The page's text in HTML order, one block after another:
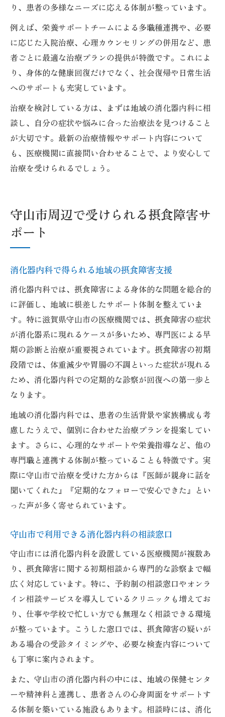
り、患者の多様なニーズに応える体制が整っています。
例えば、栄養サポートチームによる多職種連携や、必要
に応じた入院治療、心理カウンセリングの併用など、患
者ごとに最適な治療プランの提供が特徴です。これによ
り、身体的な健康回復だけでなく、社会復帰や日常生活
へのサポートも充実しています。
治療を検討している方は、まずは地域の消化器内科に相
談し、自分の症状や悩みに合った治療法を見つけること
が大切です。最新の治療情報やサポート内容について
も、医療機関に直接問い合わせることで、より安心して
治療を受けられるでしょう。
守山市周辺で受けられる摂食障害サ
ポート
消化器内科で得られる地域の摂食障害支援
消化器内科では、摂食障害による身体的な問題を総合的
に評価し、地域に根差したサポート体制を整えていま
す。特に滋賀県守山市の医療機関では、摂食障害の症状
が消化器系に現れるケースが多いため、専門医による早
期の診断と治療が重要視されています。摂食障害の初期
段階では、体重減少や胃腸の不調といった症状が現れる
ため、消化器内科での定期的な診察が回復への第一歩と
なります。
地域の消化器内科では、患者の生活背景や家族構成も考
慮したうえで、個別に合わせた治療プランを提案してい
ます。さらに、心理的なサポートや栄養指導など、他の
専門職と連携する体制が整っていることも特徴です。実
際に守山市で治療を受けた方からは『医師が親身に話を
聞いてくれた』『定期的なフォローで安心できた』とい
った声が多く寄せられています。
守山市で利用できる消化器内科の相談窓口
守山市には消化器内科を設置している医療機関が複数あ
り、摂食障害に関する初期相談から専門的な診察まで幅
広く対応しています。特に、予約制の相談窓口やオンラ
イン相談サービスを導入しているクリニックも増えてお
り、仕事や学校で忙しい方でも無理なく相談できる環境
が整っています。こうした窓口では、摂食障害の疑いが
ある場合の受診タイミングや、必要な検査内容について
も丁寧に案内されます。
また、守山市の消化器内科の中には、地域の保健センタ
ーや精神科と連携し、患者さんの心身両面をサポートす
る体制を築いている施設もあります。相談時には、消化